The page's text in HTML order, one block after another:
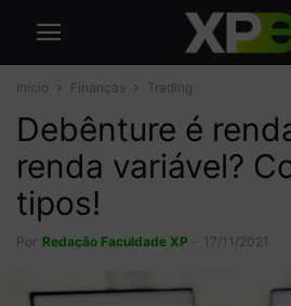
Início Finanças Trading
Debênture é
renda variável?
tipos!
Por Redação Faculdade XP 17/11/2021